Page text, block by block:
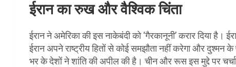
ईरान का रुख और वैश्विक चिंता
ईरान ने अमेरिका की इस नाकेबंदी को ‘गैरकानूनी’ करार दिया है।
ईरान अपने राष्ट्रीय हितों से कोई समझौता नहीं करेगा और दुश्मन
भर के देशों ने शांति की अपील की है। चीन और रूस इस मुद्दे पर